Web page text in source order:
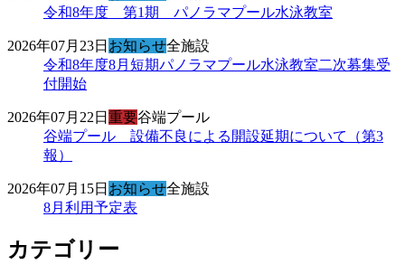
令和8年度 第1期 パノラマプール水泳教室
2026年07月23日 お知らせ全施設
令和8年度8月短期パノラマプール水泳教室二次募集受
付開始
2026年07月22日 重要谷端プール
谷端プール 設備不良による開設延期について（第3
報）
2026年07月15日 お知らせ全施設
8月利用予定表
カテゴリー